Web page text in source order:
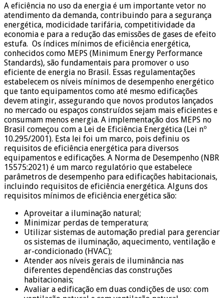
A eficiência no uso da energia é um importante vetor no
atendimento da demanda, contribuindo para a segurança
energética, modicidade tarifária, competitividade da
economia e para a redução das emissões de gases de efeito
estufa. Os índices mínimos de eficiência energética,
conhecidos como MEPS (Minimum Energy Performance
Standards), são fundamentais para promover o uso
eficiente de energia no Brasil. Essas regulamentações
estabelecem os níveis mínimos de desempenho energético
que tanto equipamentos como até mesmo edificações
devem atingir, assegurando que novos produtos lançados
no mercado ou espaços construídos sejam mais eficientes e
consumam menos energia. A implementação dos MEPS no
Brasil começou com a Lei de Eficiência Energética (Lei nº
10.295/2001). Esta lei foi um marco, pois definiu os
requisitos de eficiência energética para diversos
equipamentos e edificações. A Norma de Desempenho (NBR
15575:2021) é um marco regulatório que estabelece
parâmetros de desempenho para edificações habitacionais,
incluindo requisitos de eficiência energética. Alguns dos
requisitos mínimos de eficiência energética são:
Aproveitar a iluminação natural;
Minimizar perdas de temperatura;
Utilizar sistemas de automação predial para gerenciar
os sistemas de iluminação, aquecimento, ventilação e
ar-condicionado (HVAC);
Atender aos níveis gerais de iluminância nas
diferentes dependências das construções
habitacionais;
Avaliar a edificação em duas condições de uso: com